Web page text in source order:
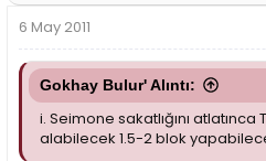
6 May 2011
Gokhay Bulur' Alıntı:
i. Seimone sakatlığını
alabilecek 1.5-2 blok